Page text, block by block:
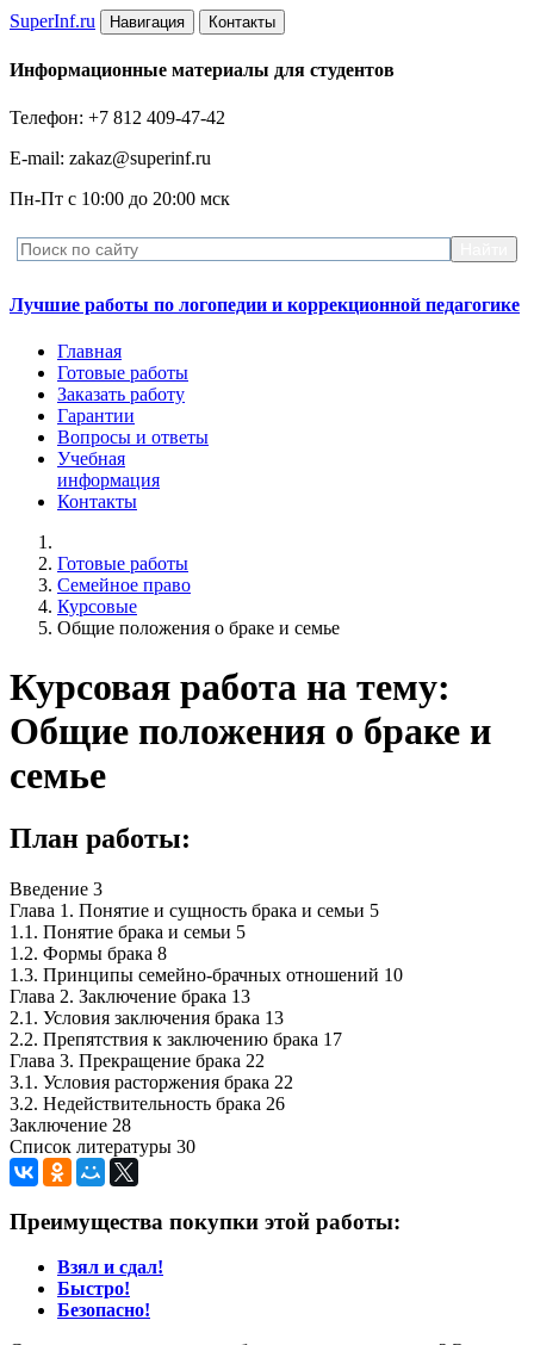
SuperInf.ru Навигация Контакты
Информационные материалы для студентов
Телефон: +7 812 409-47-42
E-mail: zakaz@superinf.ru
Пн-Пт с 10:00 до 20:00 мск
Лучшие работы по логопедии и коррекционной педагогике
Главная
Готовые работы
Заказать работу
Гарантии
Вопросы и ответы
Учебная
информация
Контакты
Готовые работы
Семейное право
Курсовые
Общие положения о браке и семье
Курсовая работа на тему:
Общие положения о браке и
семье
План работы:
Введение 3
Глава 1. Понятие и сущность брака и семьи 5
1.1. Понятие брака и семьи 5
1.2. Формы брака 8
1.3. Принципы семейно-брачных отношений 10
Глава 2. Заключение брака 13
2.1. Условия заключения брака 13
2.2. Препятствия к заключению брака 17
Глава 3. Прекращение брака 22
3.1. Условия расторжения брака 22
3.2. Недействительность брака 26
Заключение 28
Список литературы 30
Преимущества покупки этой работы:
Взял и сдал!
Быстро!
Безопасно!